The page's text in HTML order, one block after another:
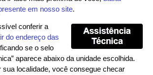
em nosso site.
conferir a
do endereço das
se o selo
aparece abaixo da unidade escolhida.
sua localidade, você consegue checar